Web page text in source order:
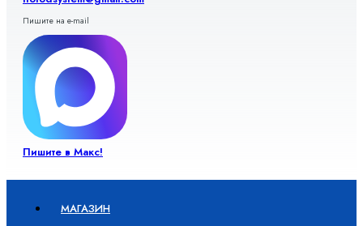
Пишите на e-mail
Пишите в Макс!
МАГАЗИН